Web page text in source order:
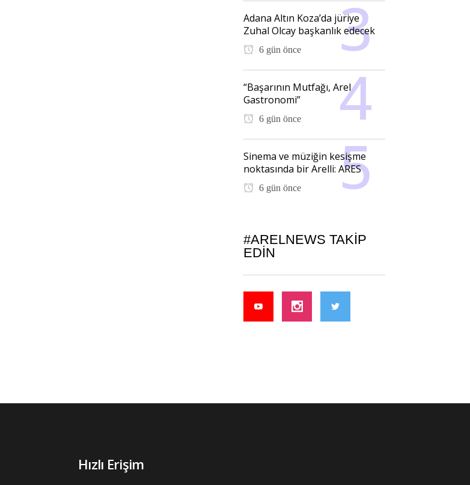
Adana Altın Koza’da jüriye
Zuhal Olcay başkanlık edecek
6 gün önce
“Başarının Mutfağı, Arel
Gastronomi”
6 gün önce
Sinema ve müziğin kesişme
noktasında bir Arelli: ARES
6 gün önce
#ARELNEWS TAKIP
EDIN
Hızlı Erişim